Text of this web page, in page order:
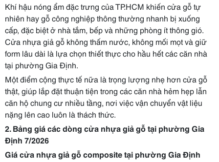
Khí hậu nóng ẩm đặc trưng của TP.HCM khiến cửa gỗ tự
nhiên hay gỗ công nghiệp thông thường nhanh bị xuống
cấp, đặc biệt ở nhà tắm, bếp và những phòng ít thông gió.
Cửa nhựa giả gỗ không thấm nước, không mối mọt và giữ
form lâu dài là lựa chọn thiết thực cho hầu hết các căn nhà
tại phường Gia Định.
Một điểm cộng thực tế nữa là trọng lượng nhẹ hơn cửa gỗ
thật, giúp lắp đặt thuận tiện trong các căn nhà hẻm hẹp lẫn
căn hộ chung cư nhiều tầng, nơi việc vận chuyển vật liệu
nặng lên cao luôn là thách thức.
2. Bảng giá các dòng cửa nhựa giả gỗ tại phường Gia
Định 7/2026
Giá cửa nhựa giả gỗ composite tại phường Gia Định